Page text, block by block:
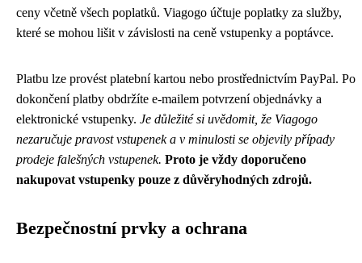
ceny včetně všech poplatků. Viagogo účtuje poplatky za služby,
které se mohou lišit v závislosti na ceně vstupenky a poptávce.
Platbu lze provést platební kartou nebo prostřednictvím PayPal. Po
dokončení platby obdržíte e-mailem potvrzení objednávky a
elektronické vstupenky. Je důležité si uvědomit, že Viagogo
nezaručuje pravost vstupenek a v minulosti se objevily případy
prodeje falešných vstupenek. Proto je vždy doporučeno
nakupovat vstupenky pouze z důvěryhodných zdrojů.
Bezpečnostní prvky a ochrana